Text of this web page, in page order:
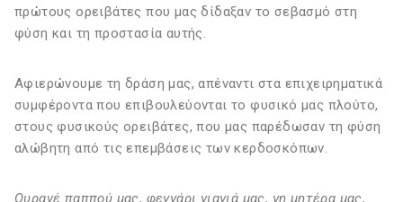
πρώτους ορειβάτες που μας δίδαξαν το σεβασμό στη
φύση και τη προστασία αυτής.
Αφιερώνουμε τη δράση μας, απέναντι στα επιχειρηματικά
συμφέροντα που επιβουλεύονται το φυσικό μας πλούτο,
στους φυσικούς ορειβάτες, που μας παρέδωσαν τη φύση
αλώβητη από τις επεμβάσεις των κερδοσκόπων.
Ουρανέ παππού μας, φεγγάρι γιαγιά μας, γη μητέρα μας,